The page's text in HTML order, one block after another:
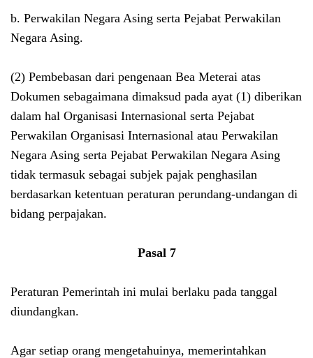
b. Perwakilan Negara Asing serta Pejabat Perwakilan
Negara Asing.
(2) Pembebasan dari pengenaan Bea Meterai atas
Dokumen sebagaimana dimaksud pada ayat (1) diberikan
dalam hal Organisasi Internasional serta Pejabat
Perwakilan Organisasi Internasional atau Perwakilan
Negara Asing serta Pejabat Perwakilan Negara Asing
tidak termasuk sebagai subjek pajak penghasilan
berdasarkan ketentuan peraturan perundang-undangan di
bidang perpajakan.
Pasal 7
Peraturan Pemerintah ini mulai berlaku pada tanggal
diundangkan.
Agar setiap orang mengetahuinya, memerintahkan